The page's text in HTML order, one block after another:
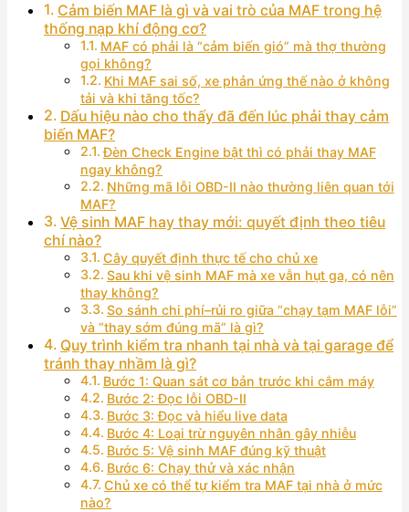
Cảm biến MAF là gì và vai trò của MAF trong hệ
thống nạp khí động cơ?
MAF có phải là “cảm biến gió” mà thợ thường
gọi không?
Khi MAF sai số, xe phản ứng thế nào ở không
tải và khi tăng tốc?
Dấu hiệu nào cho thấy đã đến lúc phải thay cảm
biến MAF?
Đèn Check Engine bật thì có phải thay MAF
ngay không?
Những mã lỗi OBD-II nào thường liên quan tới
MAF?
Vệ sinh MAF hay thay mới: quyết định theo tiêu
chí nào?
Cây quyết định thực tế cho chủ xe
Sau khi vệ sinh MAF mà xe vẫn hụt ga, có nên
thay không?
So sánh chi phí–rủi ro giữa “chạy tạm MAF lỗi”
và “thay sớm đúng mã” là gì?
Quy trình kiểm tra nhanh tại nhà và tại garage để
tránh thay nhầm là gì?
Bước 1: Quan sát cơ bản trước khi cắm máy
Bước 2: Đọc lỗi OBD-II
Bước 3: Đọc và hiểu live data
Bước 4: Loại trừ nguyên nhân gây nhiễu
Bước 5: Vệ sinh MAF đúng kỹ thuật
Bước 6: Chạy thử và xác nhận
Chủ xe có thể tự kiểm tra MAF tại nhà ở mức
nào?